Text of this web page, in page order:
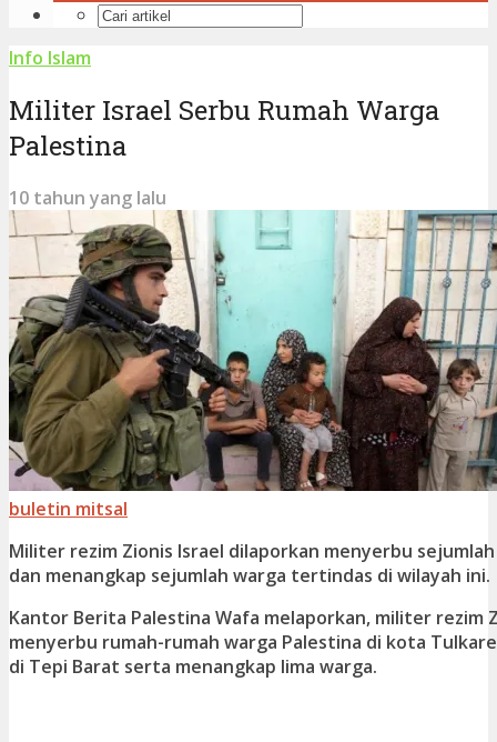
Info Islam
Militer Israel Serbu Rumah Warga
Palestina
10 tahun yang lalu
buletin mitsal
Militer rezim Zionis Israel dilaporkan menyerbu
dan menangkap sejumlah warga tertindas di wilayah ini.
Kantor Berita Palestina Wafa melaporkan, militer rezim
menyerbu rumah-rumah warga Palestina di kota
di Tepi Barat serta menangkap lima warga.